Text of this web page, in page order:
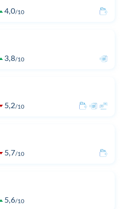
4,0 10
3,8 10
5,2 10
5,7 10
5,6 10